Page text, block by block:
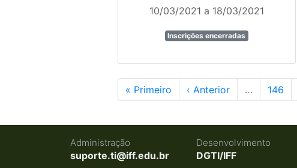
10/03/2021 a 18/03/2021
Inscrições encerradas
« Primeiro ‹ Anterior … 146
Administração
suporte.ti@iff.edu.br
Desenvolvimento
DGTI/IFF